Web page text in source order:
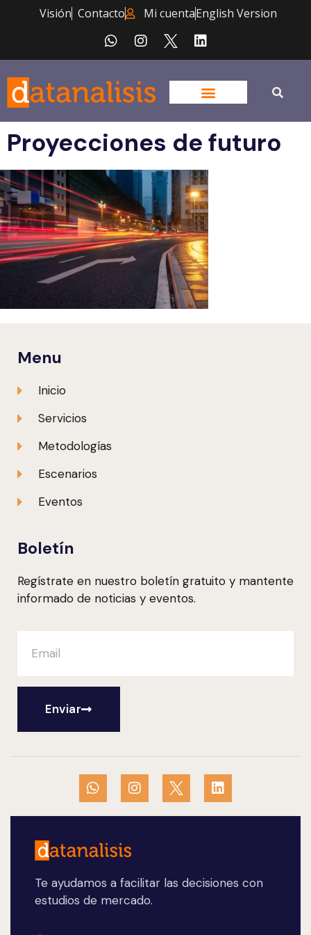
Visión Contacto Mi cuentaEnglish Version
Proyecciones de futuro
Te ayudamos a facilitar las decisiones con
estudios de mercado.
Menu
Inicio
Servicios
Metodologías
Escenarios
Eventos
Boletín
Regístrate en nuestro boletín gratuito y mantente
informado de noticias y eventos.
Enviar